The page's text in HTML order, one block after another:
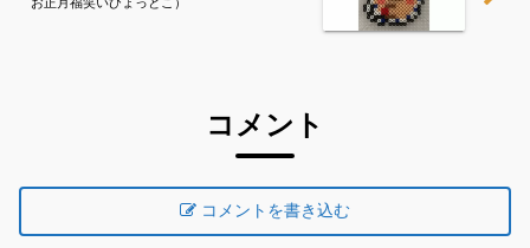
コメント
コメントを書き込む